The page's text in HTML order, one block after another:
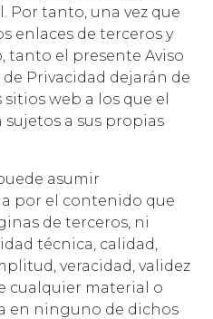
tanto, una vez que
enlaces de terceros y
tanto el presente Aviso
Privacidad dejarán de
web a los que el
sujetos a sus propias
asumir
por el contenido que
de terceros, ni
técnica, calidad,
veracidad, validez
cualquier material o
en ninguno de dichos